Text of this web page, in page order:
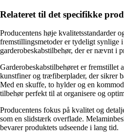
Relateret til det specifikke
Producentens høje kvalitetsstandarder
fremstillingsmetoder er tydeligt synlige
garderobeskabstilbehør, der er nævnt i
Garderobeskabstilbehøret er fremstillet
kunstfiner og træfiberplader, der sikrer
Med en skuffe, to hylder og en
tilbehør perfekt til at organisere og
Producentens fokus på kvalitet og
som en slidstærk overflade.
bevarer produktets udseende i lang tid.